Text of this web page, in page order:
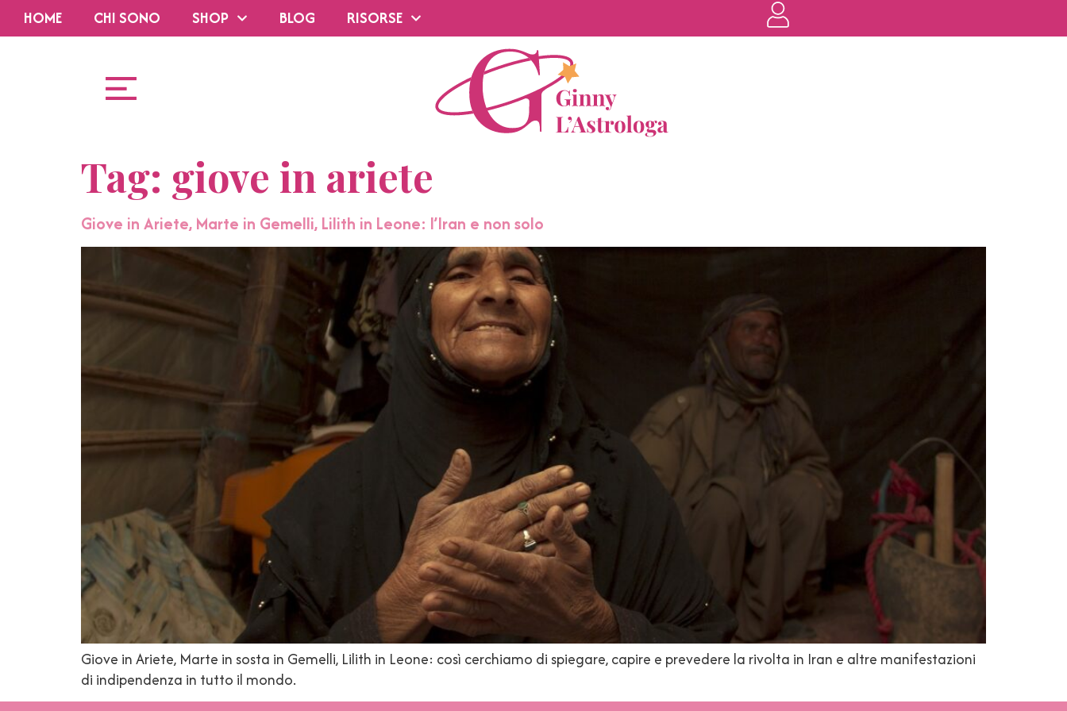
HOME CHI SONO SHOP BLOG RISORSE
Tag: giove in ariete
Giove in Ariete, Marte in Gemelli, Lilith in Leone: l’Iran e non solo
Giove in Ariete, Marte in sosta in Gemelli, Lilith in Leone: così cerchiamo di spiegare, capire e prevedere la rivolta in Iran e altre manifestazioni
di indipendenza in tutto il mondo.